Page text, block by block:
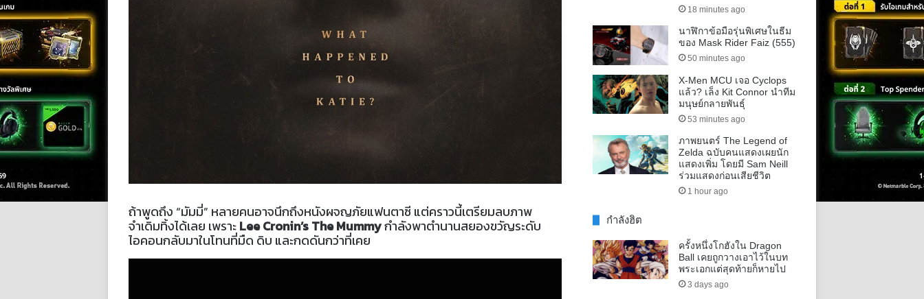
ถ้าพูดถึง “มัมมี่” หลายคนอาจนึกถึงหนังผจญภัยแฟนตาซี แต่คราวนี้เตรียมลบภาพ
จำเดิมทิ้งได้เลย เพราะLee Cronin’s The Mummyกำลังพาตำนานสยองขวัญระดับ
ไอคอนกลับมาในโทนที่มืด ดิบ และกดดันกว่าที่เคย
18 minutes ago
นาฬิกาข้อมือรุ่นพิเศษในธีม
ของ Mask Rider Faiz (555)
50 minutes ago
X-Men MCU เจอ Cyclops
แล้ว? เล็ง Kit Connor นำทีม
มนุษย์กลายพันธุ์
53 minutes ago
ภาพยนตร์ The Legend of
Zelda ฉบับคนแสดงเผยนัก
แสดงเพิ่ม โดยมี Sam Neill
ร่วมแสดงก่อนเสียชีวิต
1 hour ago
กำลังฮิต
ครั้งหนึ่งโกฮังใน Dragon
Ball เคยถูกวางเอาไว้ในบท
พระเอกแต่สุดท้ายก็หายไป
3 days ago